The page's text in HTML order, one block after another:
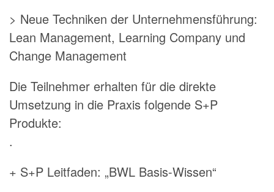
> Neue Techniken der Unternehmensführung:
Lean Management, Learning Company und
Change Management
Die Teilnehmer erhalten für die direkte
Umsetzung in die Praxis folgende S+P
Produkte:
.
+ S+P Leitfaden: „BWL Basis-Wissen“